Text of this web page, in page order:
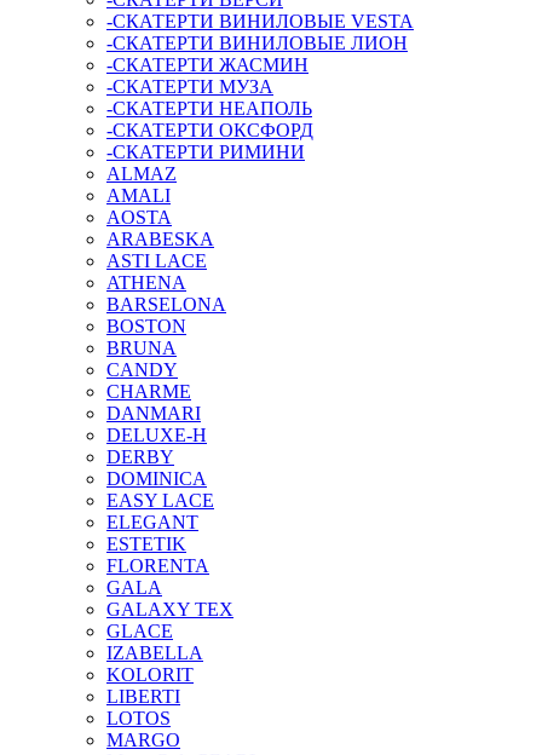
-СКАТЕРТИ ВИНИЛОВЫЕ VESTA
-СКАТЕРТИ ВИНИЛОВЫЕ ЛИОН
-СКАТЕРТИ ЖАСМИН
-СКАТЕРТИ МУЗА
-СКАТЕРТИ НЕАПОЛЬ
-СКАТЕРТИ ОКСФОРД
-СКАТЕРТИ РИМИНИ
ALMAZ
AMALI
AOSTA
ARABESKA
ASTI LACE
ATHENA
BARSELONA
BOSTON
BRUNA
CANDY
CHARME
DANMARI
DELUXE-H
DERBY
DOMINICA
EASY LACE
ELEGANT
ESTETIK
FLORENTA
GALA
GALAXY TEX
GLACE
IZABELLA
KOLORIT
LIBERTI
LOTOS
MARGO